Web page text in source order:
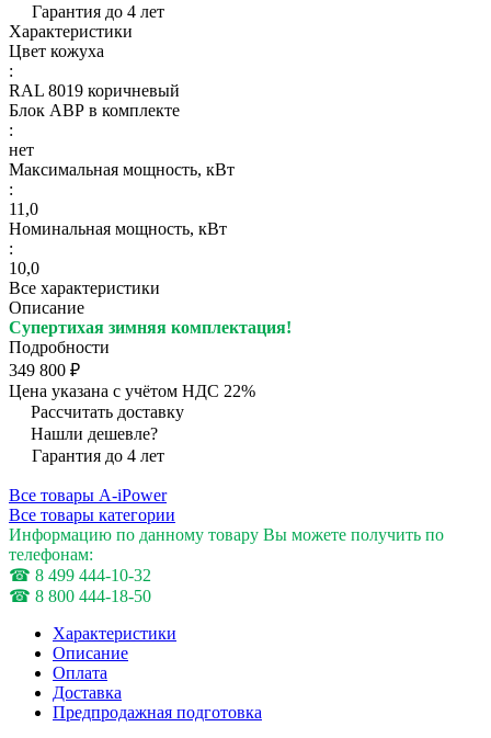
Гарантия до 4 лет
Характеристики
Цвет кожуха
:
RAL 8019 коричневый
Блок АВР в комплекте
:
нет
Максимальная мощность, кВт
:
11,0
Номинальная мощность, кВт
:
10,0
Все характеристики
Описание
Супертихая зимняя комплектация!
Подробности
349 800 ₽
Цена указана с учётом НДС 22%
Рассчитать доставку
Нашли дешевле?
Гарантия до 4 лет
Все товары A-iPower
Все товары категории
Информацию по данному товару Вы можете получить по
телефонам:
☎ 8 499 444-10-32
☎ 8 800 444-18-50
Характеристики
Описание
Оплата
Доставка
Предпродажная подготовка